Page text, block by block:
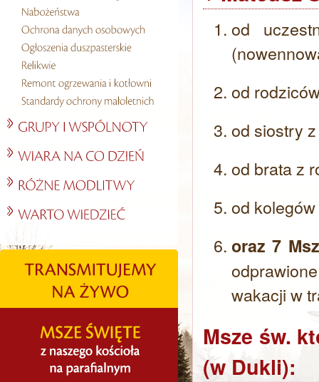
od
od
od siostry
od brata z
od
oraz 7
wakacji w
Msze św.
(w Dukli):